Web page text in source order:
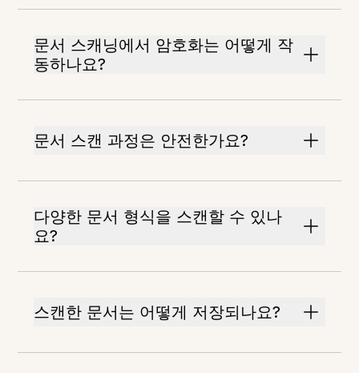
문서 스캐닝에서 암호화는 어떻게 작
동하나요?
문서 스캔 과정은 안전한가요?
다양한 문서 형식을 스캔할 수 있나
요?
스캔한 문서는 어떻게 저장되나요?